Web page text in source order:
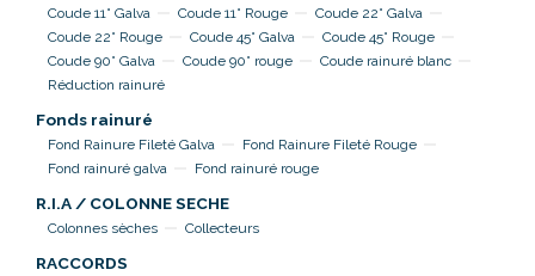
Coude 11° Galva Coude 11° Rouge
Coude 22° Galva
Coude 22° Rouge
Coude 45° Galva
Coude 45° Rouge
Coude 90° Galva
Coude 90° rouge
Coude rainuré blanc
Réduction rainuré
Fonds rainuré
Fond Rainure Fileté Galva
Fond Rainure Fileté Rouge
Fond rainuré galva
Fond rainuré rouge
R.I.A / COLONNE SECHE
Colonnes sèches Collecteurs
RACCORDS